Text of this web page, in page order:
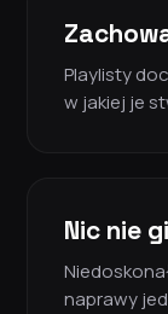
Playlisty
w jakiej je
Nic nie
naprawy